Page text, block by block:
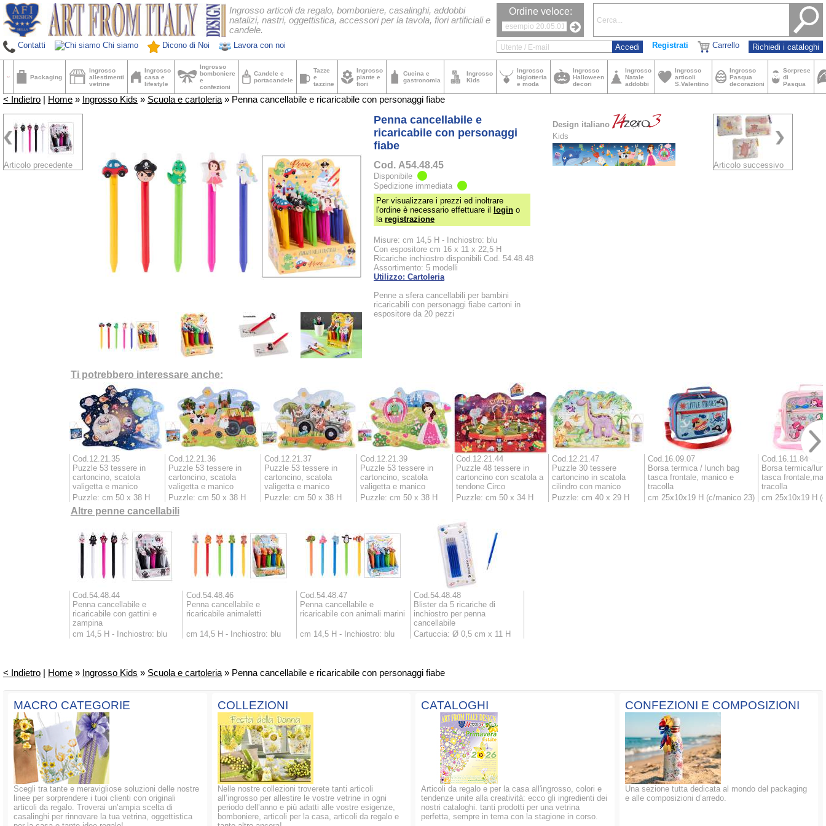
Contatti Chi siamo Dicono di Noi Lavora con noi Registrati Carrello Richiedi i cataloghi
Ingrosso articoli da regalo, bomboniere, casalinghi, addobbi
natalizi, nastri, oggettistica, accessori per la tavola, fiori artificiali e
candele.
Ordine veloce:
Packaging
Ingrosso
allestimenti
vetrine
Ingrosso
casa e
lifestyle
Ingrosso
bomboniere
e
confezioni
Candele e
portacandele
Tazze
e
tazzine
Ingrosso
piante e
fiori
Cucina e
gastronomia
Ingrosso
Kids
Ingrosso
bigiotteria
e moda
Ingrosso
Halloween
decori
Ingrosso
Natale
addobbi
Ingrosso
articoli
S.Valentino
Ingrosso
Pasqua
decorazioni
Sorprese
di
Pasqua
< Indietro Home » Ingrosso Kids » Scuola e cartoleria » Penna cancellabile e ricaricabile con personaggi fiabe
Articolo precedente
Penna cancellabile e
ricaricabile con personaggi
fiabe
Cod. A54.48.45
Disponibile
Spedizione immediata
Per visualizzare i prezzi ed inoltrare
l'ordine è necessario effettuare il
login o
la registrazione
Misure: cm 14,5 H - Inchiostro: blu
Con espositore cm 16 x 11 x 22,5 H
Ricariche inchiostro disponibili Cod. 54.48.48
Assortimento: 5 modelli
Utilizzo: Cartoleria
Penne a sfera cancellabili per bambini
ricaricabili con personaggi fiabe cartoni in
espositore da 20 pezzi
Design italiano
Kids
Articolo successivo
Ti potrebbero interessare anche:
Cod.12.21.35
Puzzle 53 tessere in
cartoncino, scatola
valigetta e manico
Puzzle: cm 50 x 38 H
Cod.12.21.36
Puzzle 53 tessere in
cartoncino, scatola
valigetta e manico
Puzzle: cm 50 x 38 H
Cod.12.21.37
Puzzle 53 tessere in
cartoncino, scatola
valigetta e manico
Puzzle: cm 50 x 38 H
Cod.12.21.39
Puzzle 53 tessere in
cartoncino, scatola
valigetta e manico
Puzzle: cm 50 x 38 H
Cod.12.21.44
Puzzle 48 tessere in
cartoncino con scatola a
tendone Circo
Puzzle: cm 50 x 34 H
Cod.12.21.47
Puzzle 30 tessere
cartoncino in scatola
cilindro con manico
Puzzle: cm 40 x 29 H
Cod.16.09.07
Borsa termica / lunch bag
tasca frontale, manico e
tracolla
cm 25x10x19 H (c/manico 23)
Cod.16.11.84
Borsa termica/
tasca
tracolla
cm 25x10x19 H
Altre penne cancellabili
Cod.54.48.44
Penna cancellabile e
ricaricabile con gattini e
zampina
cm 14,5 H - Inchiostro: blu
Cod.54.48.46
Penna cancellabile e
ricaricabile animaletti
cm 14,5 H - Inchiostro: blu
Cod.54.48.47
Penna cancellabile e
ricaricabile con animali marini
cm 14,5 H - Inchiostro: blu
Cod.54.48.48
Blister da 5 ricariche di
inchiostro per penna
cancellabile
Cartuccia: Ø 0,5 cm x 11 H
< Indietro | Home » Ingrosso Kids » Scuola e cartoleria » Penna cancellabile e ricaricabile con personaggi fiabe
MACRO CATEGORIE
Scegli tra tante e meravigliose soluzioni delle nostre
linee per sorprendere i tuoi clienti con originali
articoli da regalo. Troverai un’ampia scelta di
casalinghi per rinnovare la tua vetrina, oggettistica
COLLEZIONI
Nelle nostre collezioni troverete tanti articoli
all’ingrosso per allestire le vostre vetrine in ogni
periodo dell’anno e più adatti alle vostre esigenze,
bomboniere, articoli per la casa, articoli da regalo e
CATALOGHI
Articoli da regalo e per la casa all'ingrosso, colori e
tendenze unite alla creatività: ecco gli ingredienti dei
nostri cataloghi. tanti prodotti per una vetrina
perfetta, sempre in tema con la stagione in corso.
CONFEZIONI E COMPOSIZIONI
Una sezione tutta dedicata al mondo del packaging
e alle composizioni d’arredo.